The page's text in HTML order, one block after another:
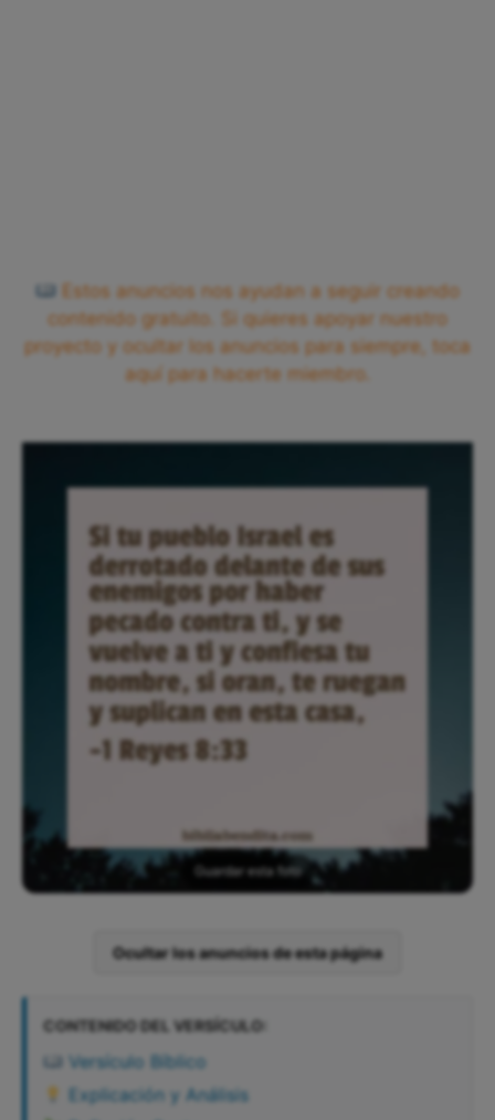
Estos anuncios nos ayudan a seguir creando
contenido gratuito. Si quieres apoyar nuestro
proyecto y ocultar los anuncios para siempre, toca
aquí para hacerte miembro.
Guardar esta foto
Ocultar los anuncios de esta página
CONTENIDO DEL VERSÍCULO:
Versículo Bíblico
Explicación y Análisis